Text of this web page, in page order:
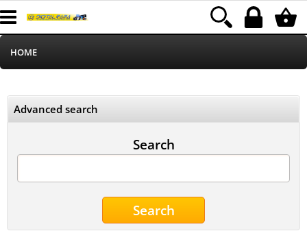
HOME
Telefonia
Stampa
Advanced search
Search